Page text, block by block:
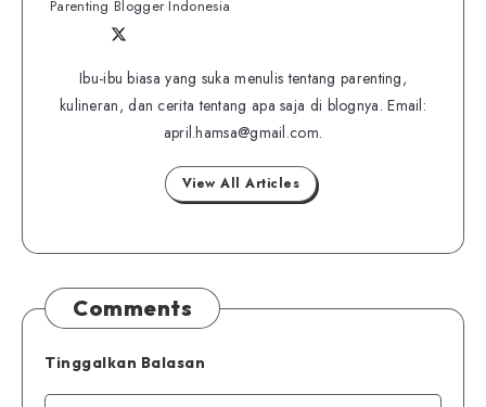
Parenting Blogger Indonesia
on
me
on
Facebook
Ibu-ibu biasa yang suka menulis tentang parenting,
kulineran, dan cerita tentang apa saja di blognya. Email:
april.hamsa@gmail.com.
View All Articles
Comments
Tinggalkan Balasan